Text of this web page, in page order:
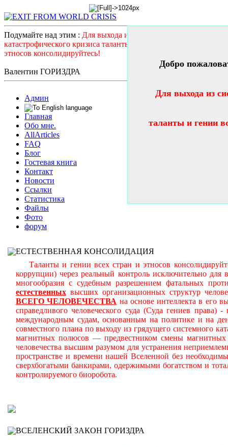
Подумайте над этим : Для выхода из системного
катастрофического кризиса таланты и гении всех стран и
этносов консолидируйтесь!
Валентин ГОРИЗДРА
Админ
Главная
Обо мне.
AllArticles
FAQ
Блог
Гостевая книга
Контакт
Новости
Ссылки
Статистика
Файлы
Фото
форум
ЕСТЕСТВЕННАЯ КОНСОЛИДАЦИЯ
Таланты и гении всех стран и этносов
коррупции) через реальный контроль исключительно
многообразия с судебным разрешением фатальных
естественных высших организационных структур
ВСЕГО ЧЕЛОВЕЧЕСТВА на основе интеллекта в его
справедливого человеческого суда (Суда гениев
международным судам, основанным на политике и на
совместного плана по выходу из грядущего системного
магнитных полюсов — предвестником смены
человечества высшим разумом для устранения
пространстве и времени нашей Вселенной без
сверхбогатыми банкирами, одержимыми богатством и
контролируемого биоробота.
ВСЕЛЕНСКИЙ ЗАКОН ГОРИЗДРА
Добро
Для выхода из
таланты и гении